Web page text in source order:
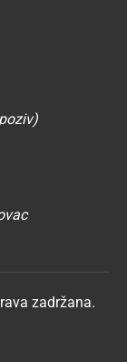
zadržana.